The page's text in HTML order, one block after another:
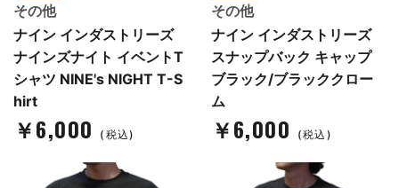
その他
ナイン インダストリーズ
ナインズナイト イベントT
シャツ NINE's NIGHT T-S
hirt
￥6,000 (税込)
その他
ナイン インダストリーズ
スナップバック キャップ
ブラック/ブラッククロー
ム
￥6,000 (税込)